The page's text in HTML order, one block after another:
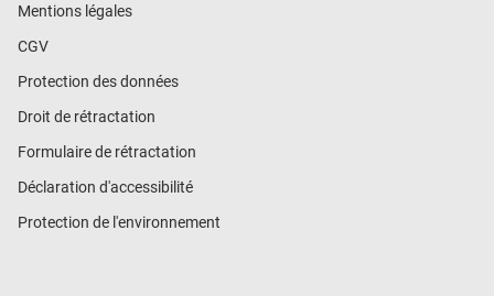
Mentions légales
CGV
Protection des données
Droit de rétractation
Formulaire de rétractation
Déclaration d'accessibilité
Protection de l'environnement